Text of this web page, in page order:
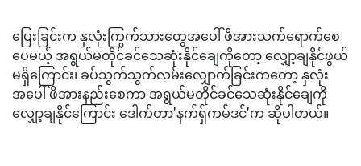
ပြေးခြင်းက နှလုံးကြွက်သားတွေအပေါ် ဖိအားသက်ရောက်စေ
ပေမယ့် အရွယ်မတိုင်ခင်သေဆုံးနိုင်ချေကိုတော့ လျှော့ချနိုင်ဖွယ်
မရှိကြောင်း၊ ခပ်သွက်သွက်လမ်းလျှောက်ခြင်းကတော့ နှလုံး
အပေါ် ဖိအားနည်းစေကာ အရွယ်မတိုင်ခင်သေဆုံးနိုင်ချေကို
လျှော့ချနိုင်ကြောင်း ဒေါက်တာ'နက်ရှ်ကမ်ဒင်'က ဆိုပါတယ်။